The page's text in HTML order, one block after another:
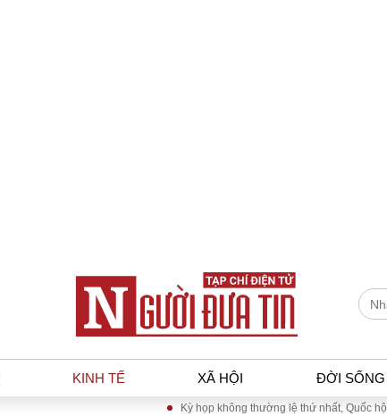
KINH TẾ XÃ HỘI ĐỜI SỐNG
Kỳ họp không thường lệ thứ nhất, Quốc hội khóa